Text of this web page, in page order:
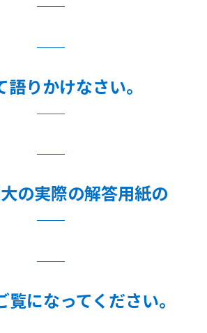
語りかけなさい。
の実際の解答用紙の
覧になってください。